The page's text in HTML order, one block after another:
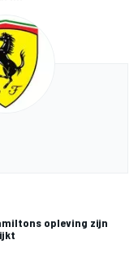
opleving zijn